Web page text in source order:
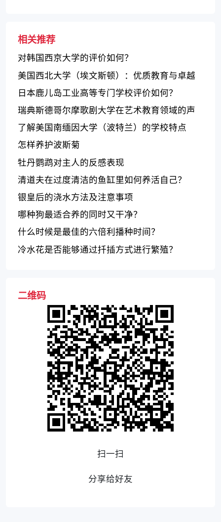
相关推荐
对韩国西京大学的评价如何？
美国西北大学（埃文斯顿）：优质教育与卓越
学术
日本鹿儿岛工业高等专门学校评价如何？
瑞典斯德哥尔摩歌剧大学在艺术教育领域的声
誉和教学质量如何？
了解美国南缅因大学（波特兰）的学校特点
怎样养护波斯菊
牡丹鹦鹉对主人的反感表现
清道夫在过度清洁的鱼缸里如何养活自己？
银皇后的浇水方法及注意事项
哪种狗最适合养的同时又干净？
什么时候是最佳的六倍利播种时间？
冷水花是否能够通过扦插方式进行繁殖？
二维码
扫一扫
分享给好友